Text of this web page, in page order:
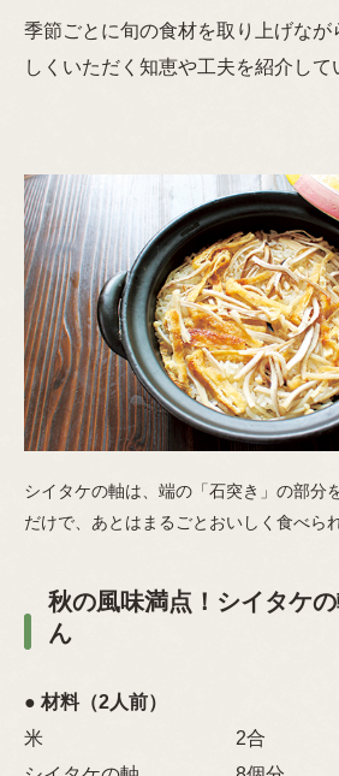
季節ごとに旬の食材を取り上げなが
しくいただく知恵や工夫を紹介して
シイタケの軸は、端の「石突き」の部分
だけで、あとはまるごとおいしく食べら
秋の風味満点！シイタケ
ん
● 材料（2人前）
米 2合